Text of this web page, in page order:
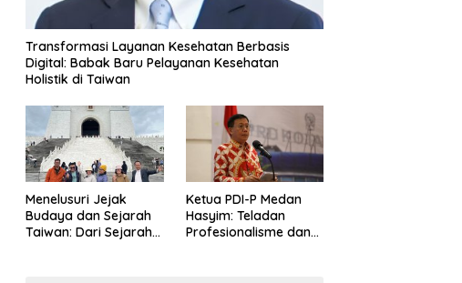
Transformasi Layanan Kesehatan Berbasis
Digital: Babak Baru Pelayanan Kesehatan
Holistik di Taiwan
Menelusuri Jejak
Budaya dan Sejarah
Taiwan: Dari Sejarah
Ketua PDI-P Medan
Hasyim: Teladan
Profesionalisme dan